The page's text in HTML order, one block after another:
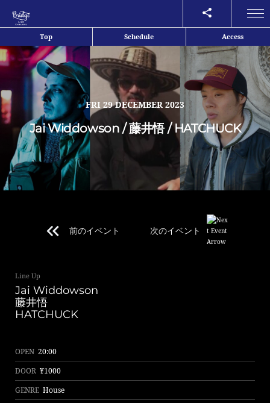
Top Schedule Access
FRI 29 DECEMBER 2023
Jai Widdowson / 藤井悟 / HATCHUCK
前のイベント 次のイベント
Line Up
Jai Widdowson
藤井悟
HATCHUCK
OPEN 20:00
DOOR ¥1000
GENRE House